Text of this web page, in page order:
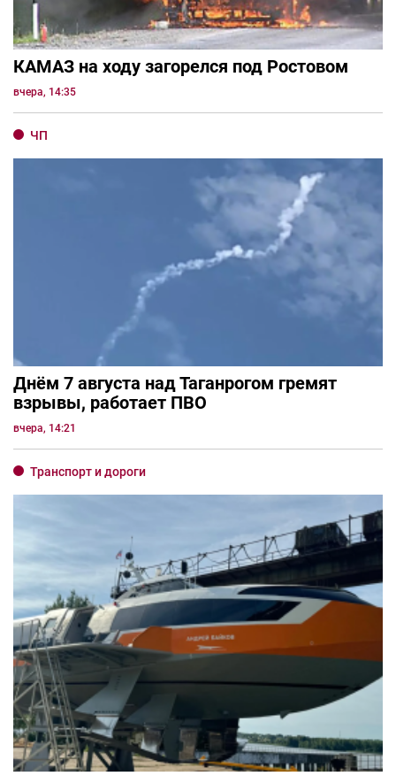
КАМАЗ на ходу загорелся под Ростовом
вчера, 14:35
ЧП
Днём 7 августа над Таганрогом гремят
взрывы, работает ПВО
вчера, 14:21
Транспорт и дороги